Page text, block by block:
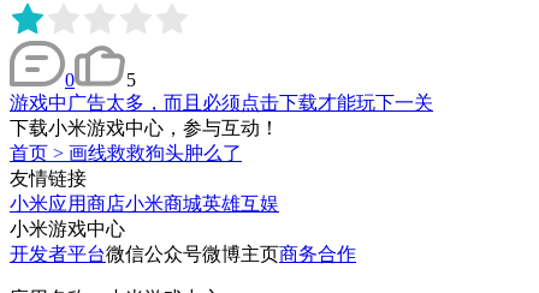
0
5
游戏中广告太多，而且必须点击下载才能玩下一关
下载小米游戏中心，参与互动！
首页 > 画线救救狗头肿么了
友情链接
小米应用商店小米商城英雄互娱
小米游戏中心
开发者平台微信公众号微博主页商务合作